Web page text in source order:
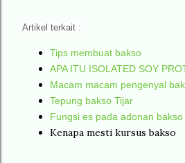
Artikel terkait :
Tips membuat bakso
APA ITU ISOLATED SOY
Macam macam pengenyal
Tepung bakso Tijar
Fungsi es pada adonan bakso
Kenapa mesti kursus bakso